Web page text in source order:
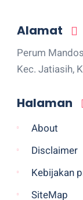
Alamat
Perum
Kec. Jatiasih,
Halaman
About
Disclaimer
Kebijakan
SiteMap